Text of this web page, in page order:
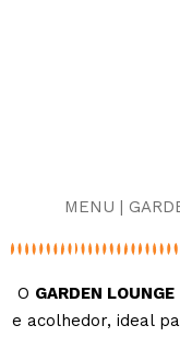
MENU |
O GARDEN LOUNGE
e acolhedor, ideal